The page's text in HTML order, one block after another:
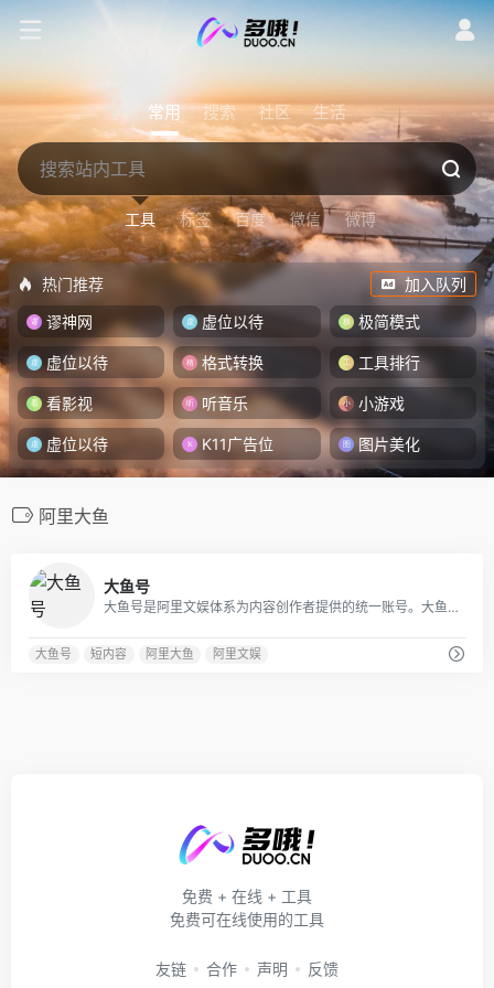
常用 搜索 社区 生活
工具 标签 百度 微信 微博
热门推荐
加入队列
谬神网
虚位以待 极简模式
虚位以待 格式转换 工具排行
看影视 听音乐 小游戏
虚位以待 K11广告位 图片美化
阿里大鱼
大鱼号
大鱼号是阿里文娱体系为内容创作者提供的统一账号。大鱼号实现了阿里文娱体系一点接入，多点分发。内容创作者一点接入大鱼号，上传图文/视频可被分发到UC、优酷、土豆、淘系客户端，未来还会扩展到豌豆荚、神马搜索、PP助手等。
大鱼号 短内容 阿里大鱼 阿里文娱
免费 + 在线 + 工具
免费可在线使用的工具
友链 合作 声明 反馈